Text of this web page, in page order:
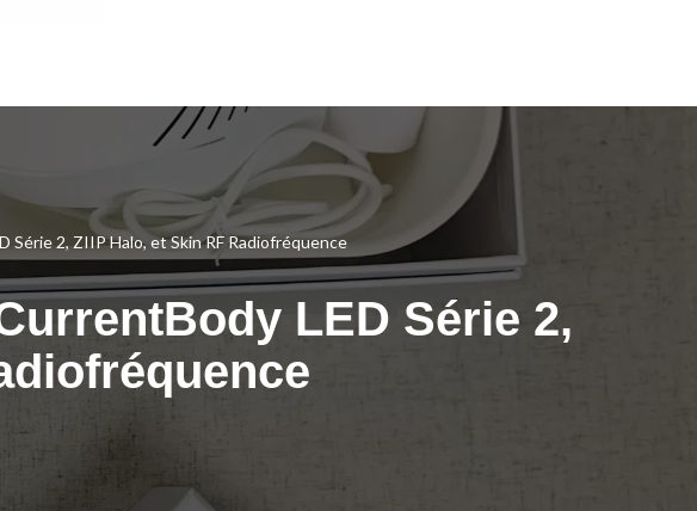
Série 2, ZIIP Halo, et Skin RF Radiofréquence
LED Série 2,